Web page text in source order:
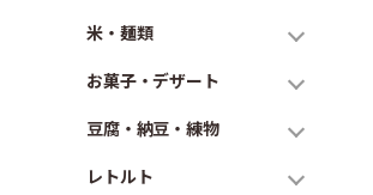
米・麺類
お菓子・デザート
豆腐・納豆・練物
レトルト